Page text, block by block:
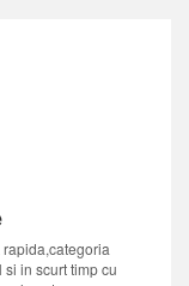
in scurt timp cu